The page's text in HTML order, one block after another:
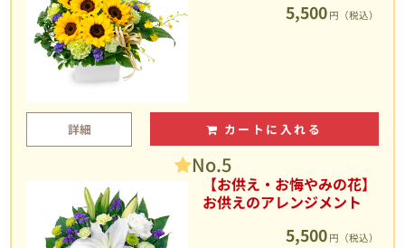
5,500 円（税込）
詳細 カートに入れる
No.5
【お供え・お悔やみの花】
お供えのアレンジメント
5,500 円（税込）